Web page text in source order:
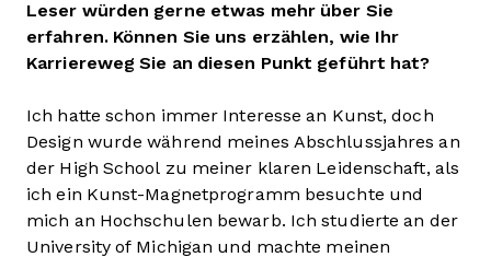
Leser würden gerne etwas mehr über Sie
erfahren. Können Sie uns erzählen, wie Ihr
Karriereweg Sie an diesen Punkt geführt hat?
Ich hatte schon immer Interesse an Kunst, doch
Design wurde während meines Abschlussjahres an
der High School zu meiner klaren Leidenschaft, als
ich ein Kunst-Magnetprogramm besuchte und
mich an Hochschulen bewarb. Ich studierte an der
University of Michigan und machte meinen